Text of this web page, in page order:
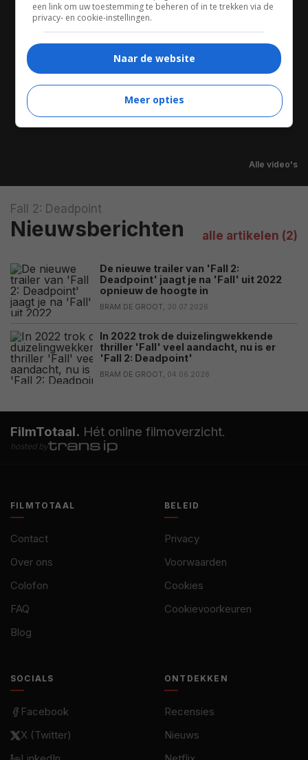
01:42
TRAILER
Alle video's
alle artikelen (2)
Fall 2: Deadpoint
Nieuwsberichten
De nieuwe trailer van 'Fall 2:
Deadpoint' jaagt je na 'Fall' uit 2022
opnieuw de hoogte in
BRAM DE GROOT, 30.07.2026
In 2022 trok de duizelingwekkende
thriller 'Fall' veel aandacht, nu is er
'Fall 2: Deadpoint'
BRAM DE GROOT, 04.06.2026
FilmTotaal. Hét online filmoverzicht.
hosted by
FILMTOTAAL
Contact
Over ons
Colofon
FAQ
Blog
BELEID
Privacy
Voorwaarden
Cookies
Cookievoorkeuren
SOCIALS
Facebook
X (Twitter)
ONTDEKKEN
Recensies
Nieuws
een link om uw toestemming te beheren of in te trekken via de
privacy- en cookie-instellingen.
Naar de website
Meer opties